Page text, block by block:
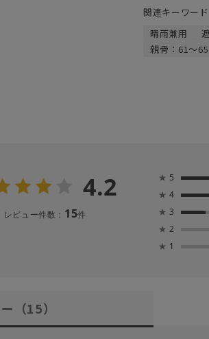
関連キーワード
晴雨兼用
親骨：61～
4.2
レビュー件数： 15件
★ 5
★ 4
★ 3
★ 2
★ 1
（15）